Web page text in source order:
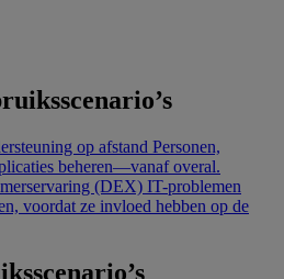
op afstand Personen,
beheren—vanaf overal.
(DEX) IT-problemen
voordat ze invloed hebben op de